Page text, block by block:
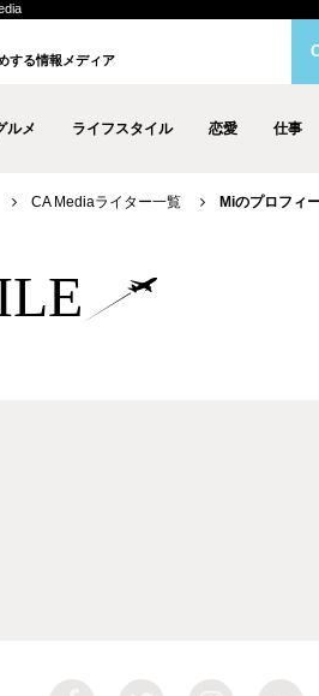
する情報メディア
ルメ ライフスタイル 恋愛 仕事
CA Mediaライター一覧 Miのプロフィ